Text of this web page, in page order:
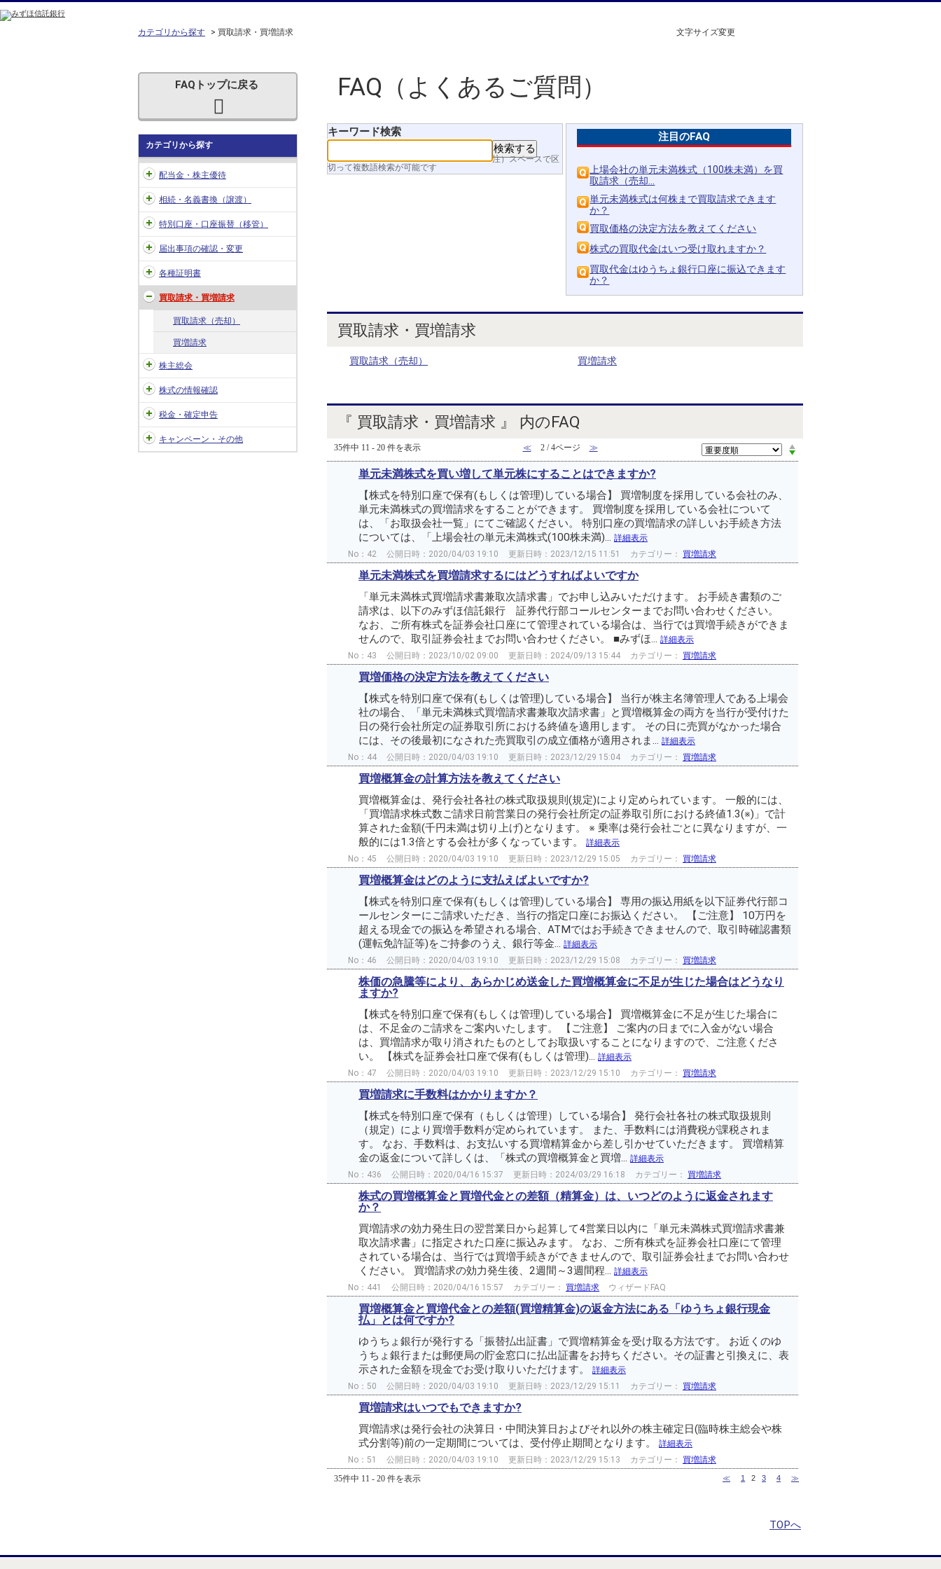
文字サイズ変更
カテゴリから探す > 買取請求・買増請求
FAQトップに戻る
カテゴリから探す
配当金・株主優待
相続・名義書換（譲渡）
特別口座・口座振替（移管）
届出事項の確認・変更
各種証明書
買取請求・買増請求
買取請求（売却）
買増請求
株主総会
株式の情報確認
税金・確定申告
キャンペーン・その他
FAQ（よくあるご質問）
キーワード検索
注）スペースで区
切って複数語検索が可能です
注目のFAQ
上場会社の単元未満株式（100株未満）を買
取請求（売却...
単元未満株式は何株まで買取請求できます
か？
買取価格の決定方法を教えてください
株式の買取代金はいつ受け取れますか？
買取代金はゆうちょ銀行口座に振込できます
か？
買取請求・買増請求
買取請求（売却） 買増請求
『 買取請求・買増請求 』 内のFAQ
35件中 11 - 20 件を表示 ≪ 2 / 4ページ ≫
単元未満株式を買い増して単元株にすることはできますか?
【株式を特別口座で保有(もしくは管理)している場合】 買増制度を採用している会社のみ、
単元未満株式の買増請求をすることができます。 買増制度を採用している会社について
は、「お取扱会社一覧」にてご確認ください。 特別口座の買増請求の詳しいお手続き方法
については、「上場会社の単元未満株式(100株未満)... 詳細表示
No：42
公開日時：2020/04/03 19:10 更新日時：2023/12/15 11:51 カテゴリー： 買増請求
単元未満株式を買増請求するにはどうすればよいですか
「単元未満株式買増請求書兼取次請求書」でお申し込みいただけます。 お手続き書類のご
請求は、以下のみずほ信託銀行 証券代行部コールセンターまでお問い合わせください。
なお、ご所有株式を証券会社口座にて管理されている場合は、当行では買増手続きができま
せんので、取引証券会社までお問い合わせください。 ■みずほ... 詳細表示
No：43
公開日時：2023/10/02 09:00 更新日時：2024/09/13 15:44 カテゴリー： 買増請求
買増価格の決定方法を教えてください
【株式を特別口座で保有(もしくは管理)している場合】 当行が株主名簿管理人である上場会
社の場合、「単元未満株式買増請求書兼取次請求書」と買増概算金の両方を当行が受付けた
日の発行会社所定の証券取引所における終値を適用します。 その日に売買がなかった場合
には、その後最初になされた売買取引の成立価格が適用されま... 詳細表示
No：44
公開日時：2020/04/03 19:10 更新日時：2023/12/29 15:04 カテゴリー： 買増請求
買増概算金の計算方法を教えてください
買増概算金は、発行会社各社の株式取扱規則(規定)により定められています。 一般的には、
「買増請求株式数ご請求日前営業日の発行会社所定の証券取引所における終値1.3(※)」で計
算された金額(千円未満は切り上げ)となります。 ※ 乗率は発行会社ごとに異なりますが、一
般的には1.3倍とする会社が多くなっています。
詳細表示
No：45
公開日時：2020/04/03 19:10 更新日時：2023/12/29 15:05 カテゴリー： 買増請求
買増概算金はどのように支払えばよいですか?
【株式を特別口座で保有(もしくは管理)している場合】 専用の振込用紙を以下証券代行部コ
ールセンターにご請求いただき、当行の指定口座にお振込ください。 【ご注意】 10万円を
超える現金での振込を希望される場合、ATMではお手続きできませんので、取引時確認書類
(運転免許証等)をご持参のうえ、銀行等金... 詳細表示
No：46
公開日時：2020/04/03 19:10 更新日時：2023/12/29 15:08 カテゴリー： 買増請求
株価の急騰等により、あらかじめ送金した買増概算金に不足が生じた場合はどうなり
ますか?
【株式を特別口座で保有(もしくは管理)している場合】 買増概算金に不足が生じた場合に
は、不足金のご請求をご案内いたします。 【ご注意】 ご案内の日までに入金がない場合
は、買増請求が取り消されたものとしてお取扱いすることになりますので、ご注意くださ
い。 【株式を証券会社口座で保有(もしくは管理)... 詳細表示
No：47
公開日時：2020/04/03 19:10 更新日時：2023/12/29 15:10 カテゴリー： 買増請求
買増請求に手数料はかかりますか？
【株式を特別口座で保有（もしくは管理）している場合】 発行会社各社の株式取扱規則
（規定）により買増手数料が定められています。 また、手数料には消費税が課税されま
す。 なお、手数料は、お支払いする買増精算金から差し引かせていただきます。 買増精算
金の返金について詳しくは、「株式の買増概算金と買増... 詳細表示
No：436
公開日時：2020/04/16 15:37 更新日時：2024/03/29 16:18 カテゴリー： 買増請求
株式の買増概算金と買増代金との差額（精算金）は、いつどのように返金されます
か？
買増請求の効力発生日の翌営業日から起算して4営業日以内に「単元未満株式買増請求書兼
取次請求書」に指定された口座に振込みます。 なお、ご所有株式を証券会社口座にて管理
されている場合は、当行では買増手続きができませんので、取引証券会社までお問い合わせ
ください。 買増請求の効力発生後、2週間～3週間程... 詳細表示
No：441
公開日時：2020/04/16 15:57 カテゴリー： 買増請求 ウィザードFAQ
買増概算金と買増代金との差額(買増精算金)の返金方法にある「ゆうちょ銀行現金
払」とは何ですか?
ゆうちょ銀行が発行する「振替払出証書」で買増精算金を受け取る方法です。 お近くのゆ
うちょ銀行または郵便局の貯金窓口に払出証書をお持ちください。その証書と引換えに、表
示された金額を現金でお受け取りいただけます。
詳細表示
No：50
公開日時：2020/04/03 19:10 更新日時：2023/12/29 15:11 カテゴリー： 買増請求
買増請求はいつでもできますか?
買増請求は発行会社の決算日・中間決算日およびそれ以外の株主確定日(臨時株主総会や株
式分割等)前の一定期間については、受付停止期間となります。
詳細表示
No：51
公開日時：2020/04/03 19:10 更新日時：2023/12/29 15:13 カテゴリー： 買増請求
35件中 11 - 20 件を表示
≪ 1 2 3 4 ≫
TOPへ